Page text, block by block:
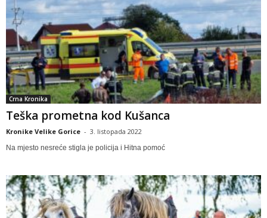
Crna Kronika
Teška prometna kod Kušanca
Kronike Velike Gorice - 3. listopada 2022
Na mjesto nesreće stigla je policija i Hitna pomoć